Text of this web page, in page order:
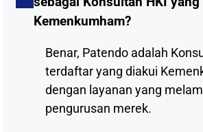
Kemenkumham?
Benar, Patendo adalah
terdaftar yang diakui
dengan layanan yang
pengurusan merek.